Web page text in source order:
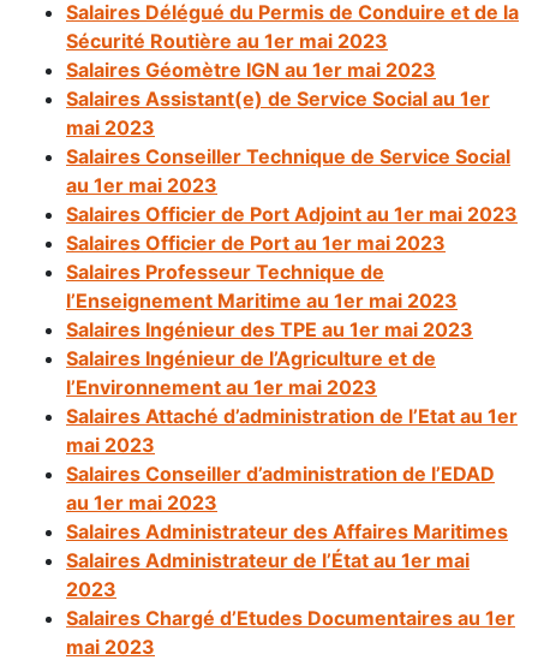
Salaires Délégué du Permis de Conduire et de la
Sécurité Routière au 1er mai 2023
Salaires Géomètre IGN au 1er mai 2023
Salaires Assistant(e) de Service Social au 1er
mai 2023
Salaires Conseiller Technique de Service Social
au 1er mai 2023
Salaires Officier de Port Adjoint au 1er mai 2023
Salaires Officier de Port au 1er mai 2023
Salaires Professeur Technique de
l’Enseignement Maritime au 1er mai 2023
Salaires Ingénieur des TPE au 1er mai 2023
Salaires Ingénieur de l’Agriculture et de
l’Environnement au 1er mai 2023
Salaires Attaché d’administration de l’Etat au 1er
mai 2023
Salaires Conseiller d’administration de l’EDAD
au 1er mai 2023
Salaires Administrateur des Affaires Maritimes
Salaires Administrateur de l’État au 1er mai
2023
Salaires Chargé d’Etudes Documentaires au 1er
mai 2023